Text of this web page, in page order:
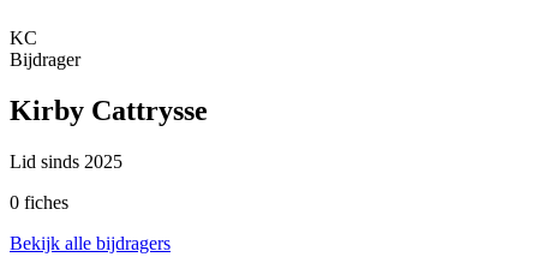
KC
Bijdrager
Kirby Cattrysse
Lid sinds 2025
0 fiches
Bekijk alle bijdragers